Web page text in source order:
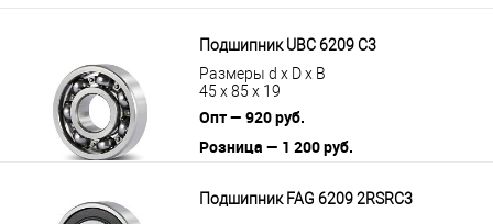
Подшипник UBC 6209 C3
Размеры d x D x B
45 x 85 x 19
Опт — 920 руб.
Розница — 1 200 руб.
Подшипник FAG 6209 2RSRC3